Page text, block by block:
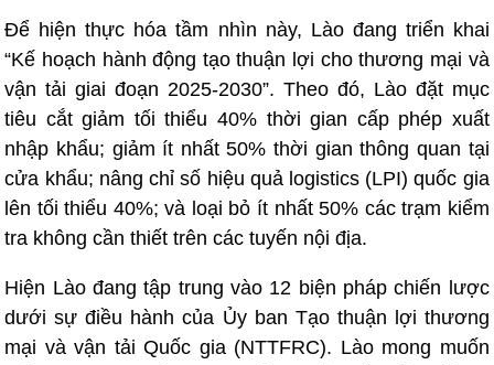
Để hiện thực hóa tầm nhìn này, Lào đang triển khai
“Kế hoạch hành động tạo thuận lợi cho thương mại và
vận tải giai đoạn 2025-2030”. Theo đó, Lào đặt mục
tiêu cắt giảm tối thiểu 40% thời gian cấp phép xuất
nhập khẩu; giảm ít nhất 50% thời gian thông quan tại
cửa khẩu; nâng chỉ số hiệu quả logistics (LPI) quốc gia
lên tối thiểu 40%; và loại bỏ ít nhất 50% các trạm kiểm
tra không cần thiết trên các tuyến nội địa.
Hiện Lào đang tập trung vào 12 biện pháp chiến lược
dưới sự điều hành của Ủy ban Tạo thuận lợi thương
mại và vận tải Quốc gia (NTTFRC). Lào mong muốn